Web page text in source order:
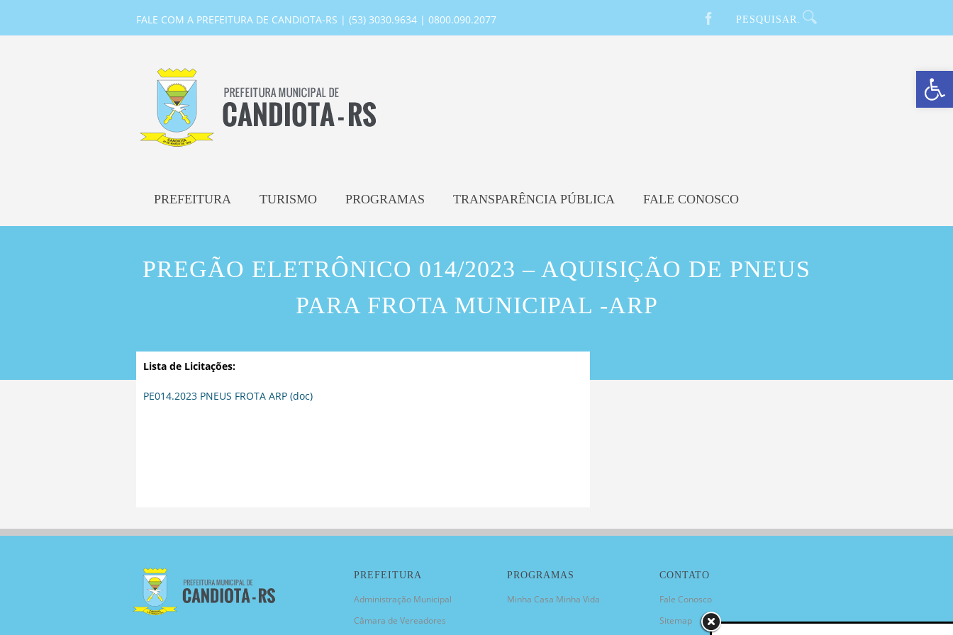
Barra de Ferramentas Aberta
FALE COM A PREFEITURA DE CANDIOTA-RS | (53) 3030.9634 | 0800.090.2077
PREFEITURA TURISMO PROGRAMAS TRANSPARÊNCIA PÚBLICA FALE CONOSCO
PREGÃO ELETRÔNICO 014/2023 – AQUISIÇÃO DE PNEUS
PARA FROTA MUNICIPAL -ARP
Lista de Licitações:
PE014.2023 PNEUS FROTA ARP (doc)
PREFEITURA
Administração Municipal
Câmara de Vereadores
PROGRAMAS
Minha Casa Minha Vida
CONTATO
Fale Conosco
Sitemap